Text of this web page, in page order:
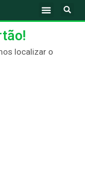
localizar o